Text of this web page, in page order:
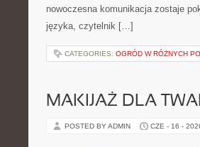
nowoczesna komunikacja zostaje
języka, czytelnik […]
CATEGORIES: OGRÓD W RÓŻNYCH
MAKIJAŻ DLA
POSTED BY ADMIN CZE - 16 -